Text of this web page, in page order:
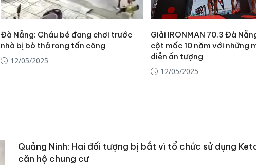
Đà Nẵng: Cháu bé đang chơi trước
nhà bị bò thả rong tấn công
12/05/2025
Giải IRONMAN 70.3 Đà
cột mốc 10 năm với những
diễn ấn tượng
12/05/2025
Quảng Ninh: Hai đối tượng bị bắt vì tổ chức sử dụng
căn hộ chung cư